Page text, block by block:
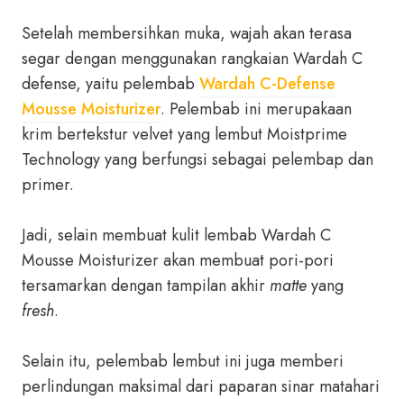
Setelah membersihkan muka, wajah akan terasa
segar dengan menggunakan rangkaian Wardah C
defense, yaitu pelembab Wardah C-Defense
Mousse Moisturizer. Pelembab ini merupakaan
krim bertekstur velvet yang lembut Moistprime
Technology yang berfungsi sebagai pelembap dan
primer.
Jadi, selain membuat kulit lembab Wardah C
Mousse Moisturizer akan membuat pori-pori
tersamarkan dengan tampilan akhirmatteyang
fresh.
Selain itu, pelembab lembut ini juga memberi
perlindungan maksimal dari paparan sinar matahari